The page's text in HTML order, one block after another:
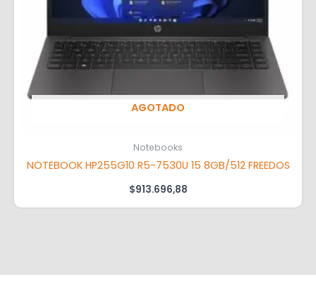
AGOTADO
Notebooks
NOTEBOOK HP255G10 R5-7530U 15 8GB/512 FREEDOS
$913.696,88